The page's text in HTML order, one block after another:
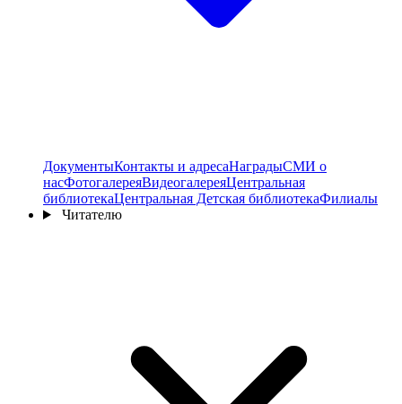
ДокументыКонтакты и адресаНаградыСМИ о
насФотогалереяВидеогалереяЦентральная
библиотекаЦентральная Детская библиотекаФилиалы
Читателю